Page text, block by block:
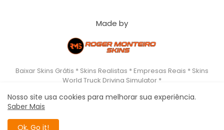
Made by
Baixar Skins Grátis * Skins Realistas * Empresas Reais * Skins
World Truck Driving Simulator *
Home
Roger Monteiro Skins - World Truck Driving Simulator All Right
Nosso site usa cookies para melhorar sua experiência.
Saber Mais
Ok, Go it!